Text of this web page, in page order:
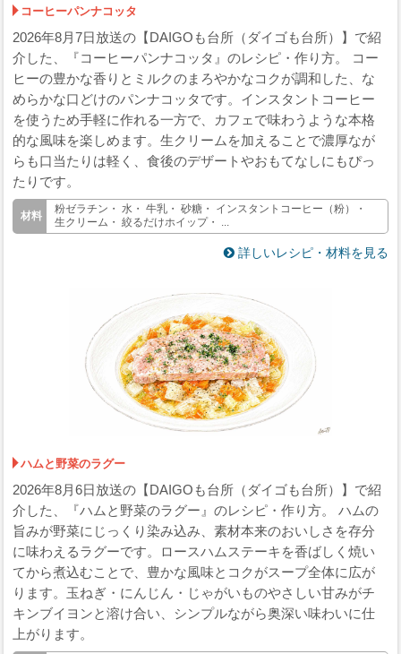
コーヒーパンナコッタ
2026年8月7日放送の【DAIGOも台所（ダイゴも台所）】で紹
介した、『コーヒーパンナコッタ』のレシピ・作り方。 コー
ヒーの豊かな香りとミルクのまろやかなコクが調和した、な
めらかな口どけのパンナコッタです。インスタントコーヒー
を使うため手軽に作れる一方で、カフェで味わうような本格
的な風味を楽しめます。生クリームを加えることで濃厚なが
らも口当たりは軽く、食後のデザートやおもてなしにもぴっ
たりです。
粉ゼラチン・ 水・ 牛乳・ 砂糖・ インスタントコーヒー（粉）・
生クリーム・ 絞るだけホイップ・ ...
詳しいレシピ・材料を見る
ハムと野菜のラグー
2026年8月6日放送の【DAIGOも台所（ダイゴも台所）】で紹
介した、『ハムと野菜のラグー』のレシピ・作り方。 ハムの
旨みが野菜にじっくり染み込み、素材本来のおいしさを存分
に味わえるラグーです。ロースハムステーキを香ばしく焼い
てから煮込むことで、豊かな風味とコクがスープ全体に広が
ります。玉ねぎ・にんじん・じゃがいものやさしい甘みがチ
キンブイヨンと溶け合い、シンプルながら奥深い味わいに仕
上がります。